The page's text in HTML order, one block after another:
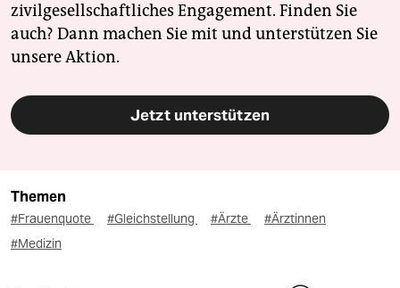
zivilgesellschaftliches Engagement. Finden Sie
auch? Dann machen Sie mit und unterstützen Sie
unsere Aktion.
Jetzt unterstützen
Themen
#Frauenquote #Gleichstellung #Ärzte
#Ärztinnen
#Medizin